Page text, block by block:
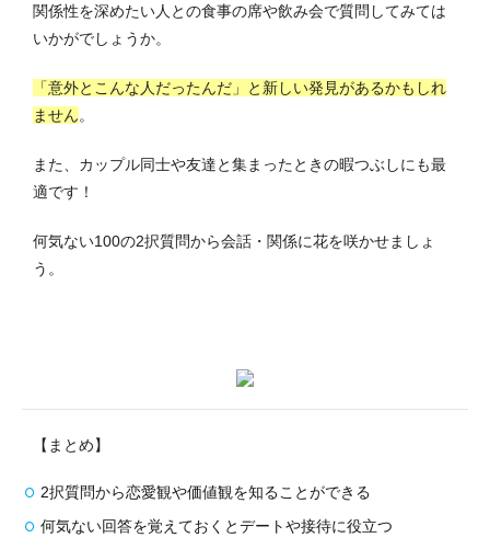
関係性を深めたい人との食事の席や飲み会で質問してみては
いかがでしょうか。
「意外とこんな人だったんだ」と新しい発見があるかもしれ
ません。
また、カップル同士や友達と集まったときの暇つぶしにも最
適です！
何気ない100の2択質問から会話・関係に花を咲かせましょ
う。
【まとめ】
2択質問から恋愛観や価値観を知ることができる
何気ない回答を覚えておくとデートや接待に役立つ